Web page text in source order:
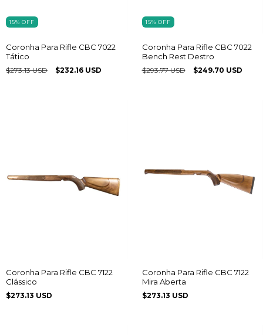
15% OFF
Coronha Para Rifle CBC 7022
Tático
$273.13 USD $232.16 USD
15% OFF
Coronha Para Rifle CBC 7022
Bench Rest Destro
$293.77 USD $249.70 USD
Coronha Para Rifle CBC 7122
Clássico
$273.13 USD
Coronha Para Rifle CBC 7122
Mira Aberta
$273.13 USD